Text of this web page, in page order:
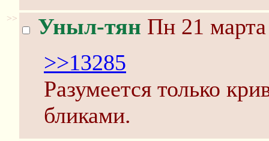
>> Уныл-тян Пн 21
>>13285
Разумеется только
бликами.